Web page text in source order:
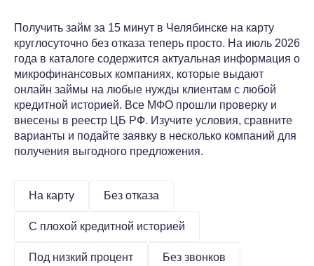
Получить займ за 15 минут в Челябинске на карту
круглосуточно без отказа теперь просто. На июль 2026
года в каталоге содержится актуальная информация о
микрофинансовых компаниях, которые выдают
онлайн займы на любые нужды клиентам с любой
кредитной историей. Все МФО прошли проверку и
внесены в реестр ЦБ РФ. Изучите условия, сравните
варианты и подайте заявку в несколько компаний для
получения выгодного предложения.
На карту Без отказа
С плохой кредитной историей
Под низкий процент Без звонков